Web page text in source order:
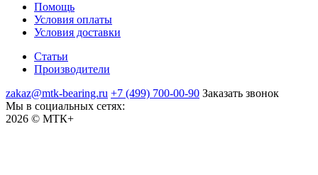
Помощь
Условия оплаты
Условия доставки
Статьи
Производители
zakaz@mtk-bearing.ru +7 (499) 700-00-90 Заказать звонок
Мы в социальных сетях:
2026 © МТК+